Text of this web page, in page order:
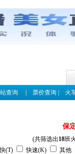
查询 票价查询 火
保
(共筛选出18班
(T) 快速(K)
其他